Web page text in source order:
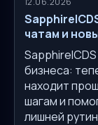
чатам и
бизнеса:
находит
шагам и
лишней